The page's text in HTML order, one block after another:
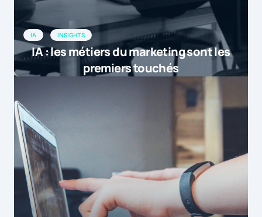
IA INSIGHTS
IA : les métiers du marketing sont les
premiers touchés